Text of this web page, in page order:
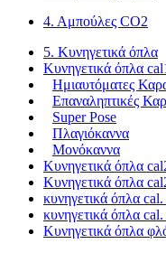
4. Αμπούλες CO2
5. Κυνηγετικά όπλα
Κυνηγετικά όπλα
Ημιαυτόματες
Επαναληπτικές
Super Pose
Πλαγιόκαννα
Μονόκαννα
Κυνηγετικά όπλα
Κυνηγετικά όπλα
κυνηγετικά όπλα
κυνηγετικά όπλα
Κυνηγετικά όπλα